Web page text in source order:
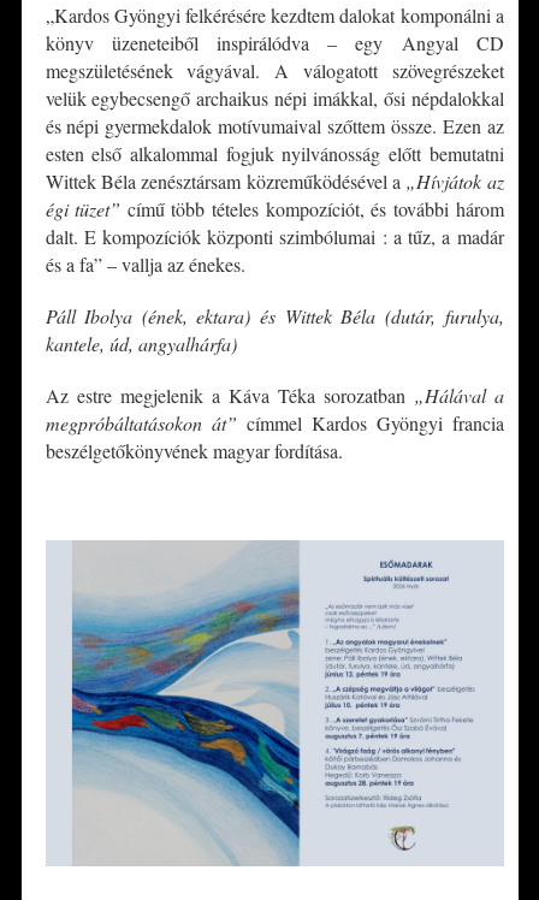
„Kardos Gyöngyi felkérésére kezdtem dalokat komponálni a
könyv üzeneteiből inspirálódva – egy Angyal CD
megszületésének vágyával. A válogatott szövegrészeket
velük egybecsengő archaikus népi imákkal, ősi népdalokkal
és népi gyermekdalok motívumaival szőttem össze. Ezen az
esten első alkalommal fogjuk nyilvánosság előtt bemutatni
Wittek Béla zenésztársam közreműködésével a „Hívjátok az
égi tüzet” című több tételes kompozíciót, és további három
dalt. E kompozíciók központi szimbólumai : a tűz, a madár
és a fa” – vallja az énekes.
Páll Ibolya (ének, ektara) és Wittek Béla (dutár, furulya,
kantele, úd, angyalhárfa)
Az estre megjelenik a Káva Téka sorozatban „Hálával a
megpróbáltatásokon át” címmel Kardos Gyöngyi francia
beszélgetőkönyvének magyar fordítása.